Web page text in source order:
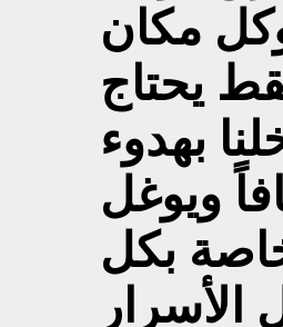
مكان
يحتاج
بهدوء
ويوغل
بكل
الأسرار